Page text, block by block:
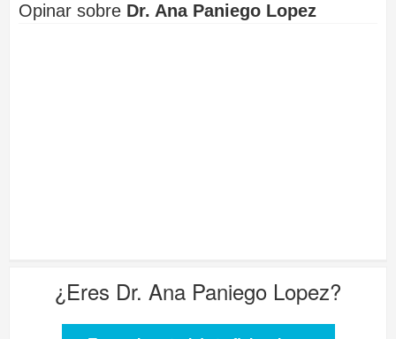
Opinar sobre Dr. Ana Paniego Lopez
¿Eres Dr. Ana Paniego Lopez?